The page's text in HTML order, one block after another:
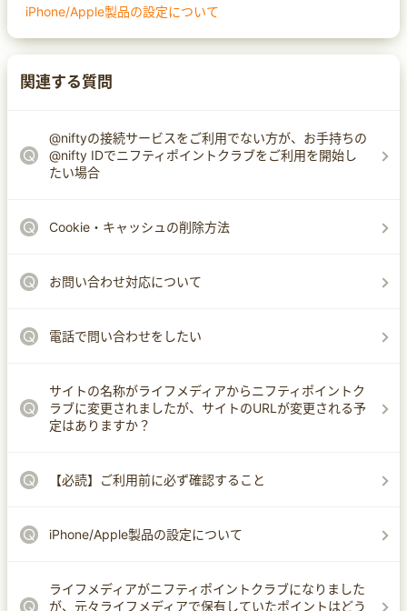
iPhone/Apple製品の設定について
関連する質問
@niftyの接続サービスをご利用でない方が、お手持ちの
@nifty IDでニフティポイントクラブをご利用を開始し
たい場合
Cookie・キャッシュの削除方法
お問い合わせ対応について
電話で問い合わせをしたい
サイトの名称がライフメディアからニフティポイントク
ラブに変更されましたが、サイトのURLが変更される予
定はありますか？
【必読】ご利用前に必ず確認すること
iPhone/Apple製品の設定について
ライフメディアがニフティポイントクラブになりました
が、元々ライフメディアで保有していたポイントはどう